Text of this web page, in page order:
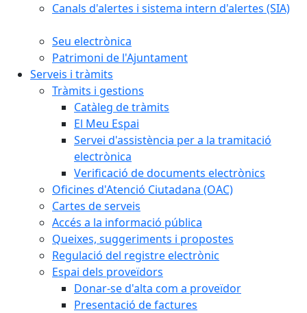
Canals d'alertes i sistema intern d'alertes (SIA)
Seu electrònica
Patrimoni de l'Ajuntament
Serveis i tràmits
Tràmits i gestions
Catàleg de tràmits
El Meu Espai
Servei d'assistència per a la tramitació
electrònica
Verificació de documents electrònics
Oficines d'Atenció Ciutadana (OAC)
Cartes de serveis
Accés a la informació pública
Queixes, suggeriments i propostes
Regulació del registre electrònic
Espai dels proveïdors
Donar-se d'alta com a proveïdor
Presentació de factures